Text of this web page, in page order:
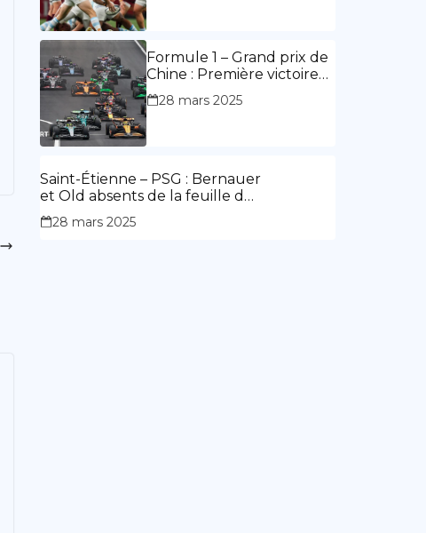
Formule 1 – Grand prix de
Chine : Première victoire
d’Hamilton en Rouge,
l’Aston Martin d’Alonso fait
28 mars 2025
Saint-Étienne – PSG : Bernauer
et Old absents de la feuille de
match.
28 mars 2025